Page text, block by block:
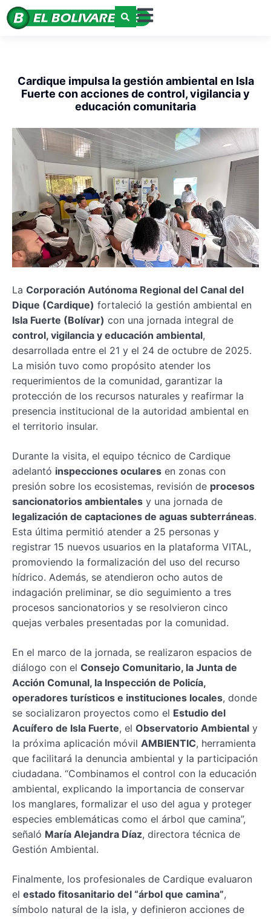
Cardique impulsa la gestión ambiental en Isla
Fuerte con acciones de control, vigilancia y
educación comunitaria
La Corporación Autónoma Regional del Canal del
Dique (Cardique) fortaleció la gestión ambiental en
Isla Fuerte (Bolívar) con una jornada integral de
control, vigilancia y educación ambiental,
desarrollada entre el 21 y el 24 de octubre de 2025.
La misión tuvo como propósito atender los
requerimientos de la comunidad, garantizar la
protección de los recursos naturales y reafirmar la
presencia institucional de la autoridad ambiental en
el territorio insular.
Durante la visita, el equipo técnico de Cardique
adelantó inspecciones oculares en zonas con
presión sobre los ecosistemas, revisión de procesos
sancionatorios ambientales y una jornada de
legalización de captaciones de aguas subterráneas.
Esta última permitió atender a 25 personas y
registrar 15 nuevos usuarios en la plataforma VITAL,
promoviendo la formalización del uso del recurso
hídrico. Además, se atendieron ocho autos de
indagación preliminar, se dio seguimiento a tres
procesos sancionatorios y se resolvieron cinco
quejas verbales presentadas por la comunidad.
En el marco de la jornada, se realizaron espacios de
diálogo con el Consejo Comunitario, la Junta de
Acción Comunal, la Inspección de Policía,
operadores turísticos e instituciones locales, donde
se socializaron proyectos como el Estudio del
Acuífero de Isla Fuerte, el Observatorio Ambiental y
la próxima aplicación móvil AMBIENTIC, herramienta
que facilitará la denuncia ambiental y la participación
ciudadana. “Combinamos el control con la educación
ambiental, explicando la importancia de conservar
los manglares, formalizar el uso del agua y proteger
especies emblemáticas como el árbol que camina”,
señaló María Alejandra Díaz, directora técnica de
Gestión Ambiental.
Finalmente, los profesionales de Cardique evaluaron
el estado fitosanitario del “árbol que camina”,
símbolo natural de la isla, y definieron acciones de